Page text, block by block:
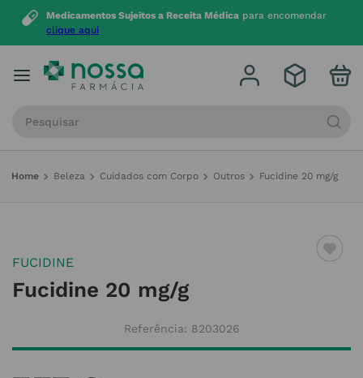
Medicamentos Sujeitos a Receita Médica para encomendar
clique aqui
Beleza Cuidados com Corpo Outros Fucidine 20 mg/g
FUCIDINE
Fucidine 20 mg/g
Referência: 8203026